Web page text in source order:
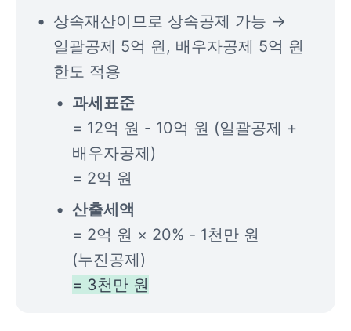
상속재산이므로 상속공제 가능 →
일괄공제 5억 원, 배우자공제 5억 원
한도 적용
= 12억 원 - 10억 원 (일괄공제 +
배우자공제)
= 2억 원
= 2억 원 × 20% - 1천만 원
= 3천만 원